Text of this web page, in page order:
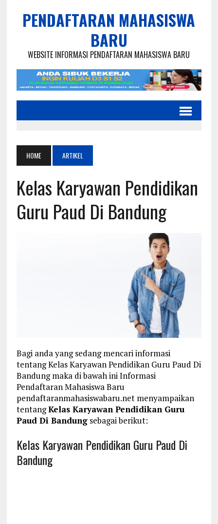
PENDAFTARAN MAHASISWA
BARU
WEBSITE INFORMASI PENDAFTARAN MAHASISWA BARU
HOME ARTIKEL
Kelas Karyawan Pendidikan
Guru Paud Di Bandung
Bagi anda yang sedang mencari informasi
tentang Kelas Karyawan Pendidikan Guru Paud Di
Bandung maka di bawah ini Informasi
Pendaftaran Mahasiswa Baru
pendaftaranmahasiswabaru.net menyampaikan
tentangKelas Karyawan Pendidikan Guru
Paud Di Bandungsebagai berikut:
Kelas Karyawan Pendidikan Guru Paud Di
Bandung